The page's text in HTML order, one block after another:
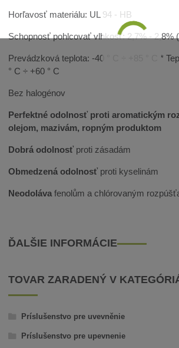
Horľavosť materiálu: UL 94 - HB
Schopnosť pohlcovať vlhkosť: 2,7% - 2,8%
Prevádzková teplota: -40 ° C ÷ +85 ° C *
° C ÷ +60 ° C
Bez halogénov
Perfektné odolnosť proti aromatickým
olejom, mazivám, ropným produktom
Dobrá odolnosť proti zásadám
Obmedzená odolnosť proti kyselinám
Neodolávafenolům a chlórovaným
ĎALŠIE INFORMÁCIE
TOVAR ZARADENÝ V
Príslušenstvo pre uvevněnie
Príslušenstvo pre upevnenie